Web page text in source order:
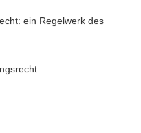
ein Regelwerk des